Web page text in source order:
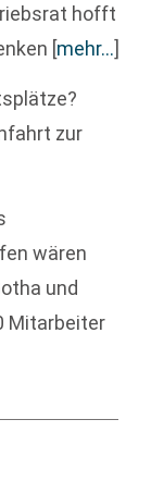
hofft
[mehr…]
zur
wären
und
Mitarbeiter